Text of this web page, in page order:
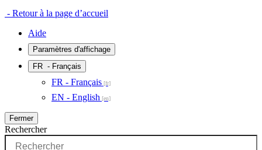
- Retour à la page d’accueil
Aide
Paramètres d'affichage
FR - Français
FR - Français
EN - English
Fermer
Rechercher